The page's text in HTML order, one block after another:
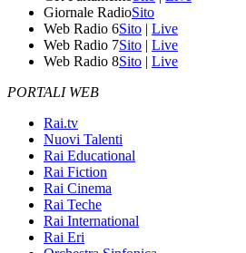
Giornale RadioSito
Web Radio 6Sito | Live
Web Radio 7Sito | Live
Web Radio 8Sito | Live
PORTALI WEB
Rai.tv
Nuovi Talenti
Rai Educational
Rai Fiction
Rai Cinema
Rai Teche
Rai International
Rai Eri